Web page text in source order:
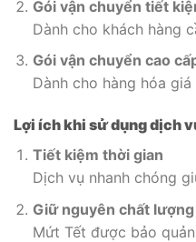
Gói vận chuyển tiết
Dành cho khách hàng
Gói vận chuyển cao
Dành cho hàng hóa
Lợi ích khi sử dụng dịch
Tiết kiệm thời gian
Dịch vụ nhanh chóng
Giữ nguyên chất lượng
Mứt Tết được bảo